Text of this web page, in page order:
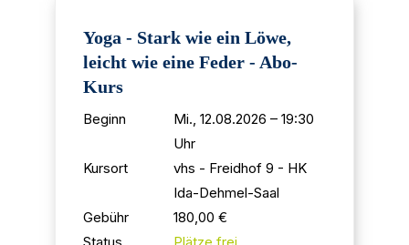
Yoga - Stark wie ein Löwe,
leicht wie eine Feder - Abo-
Kurs
Beginn
Mi., 12.08.2026 – 19:30
Uhr
Kursort
vhs - Freidhof 9 - HK
Ida-Dehmel-Saal
Gebühr
180,00 €
Status
Plätze frei